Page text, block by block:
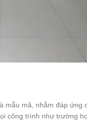
mã, nhằm đáp
công trình như trường